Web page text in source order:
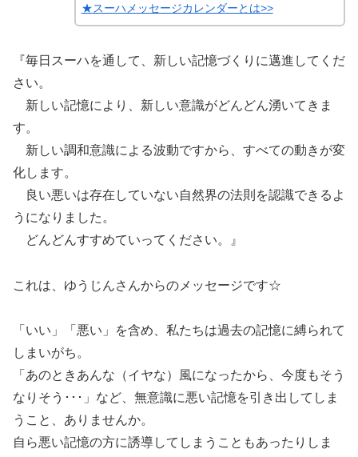
★スーハメッセージカレンダーとは>>
『毎日スーハを通して、新しい記憶づくりに邁進してくだ
さい。
新しい記憶により、新しい意識がどんどん湧いてきま
す。
新しい調和意識による波動ですから、すべての動きが変
化します。
良い悪いは存在していない自然界の法則を認識できるよ
うになりました。
どんどんすすめていってください。』
これは、ゆうじんさんからのメッセージです☆
「いい」「悪い」を含め、私たちは過去の記憶に縛られて
しまいがち。
「あのときあんな（イヤな）風になったから、今度もそう
なりそう･･･」など、無意識に悪い記憶を引き出してしま
うこと、ありませんか。
自ら悪い記憶の方に誘導してしまうこともあったりしま